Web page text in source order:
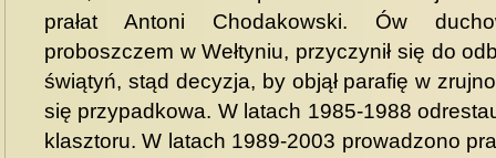
prałat Antoni Chodakowski. Ów
proboszczem w Wełtyniu, przyczynił się do
świątyń, stąd decyzja, by objął parafię w
się przypadkowa. W latach 1985-1988
klasztoru. W latach 1989-2003 prowadzono